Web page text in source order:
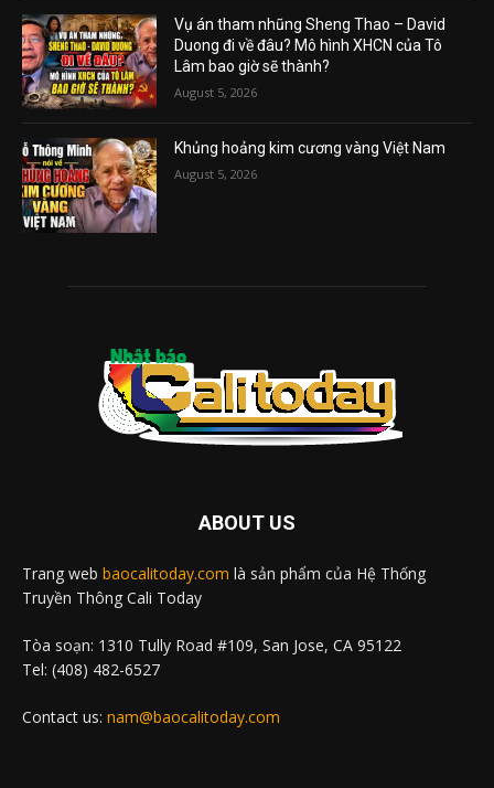
Vụ án tham nhũng Sheng Thao – David
Duong đi về đâu? Mô hình XHCN của Tô
Lâm bao giờ sẽ thành?
August 5, 2026
Khủng hoảng kim cương vàng Việt Nam
August 5, 2026
ABOUT US
Trang web baocalitoday.com là sản phẩm của Hệ Thống
Truyền Thông Cali Today
Tòa soạn: 1310 Tully Road #109, San Jose, CA 95122
Tel: (408) 482-6527
Contact us: nam@baocalitoday.com